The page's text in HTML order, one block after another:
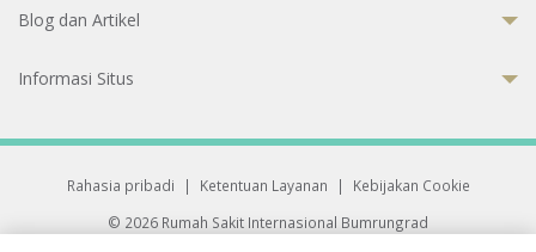
Blog dan Artikel
Informasi Situs
Rahasia pribadi | Ketentuan Layanan |
Kebijakan Cookie
© 2026 Rumah Sakit Internasional Bumrungrad